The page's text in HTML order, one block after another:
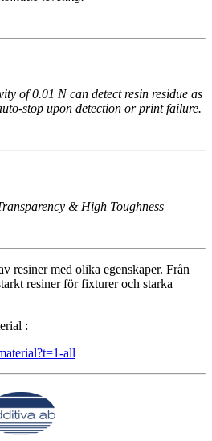
of 0.01 N can detect resin residue as
stop upon detection or print failure.
& High Toughness
resiner med olika egenskaper. Från
resiner för fixturer och starka
:
all